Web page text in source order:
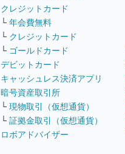
クレジットカード
└ 年会費無料
└ クレジットカード
└ ゴールドカード
デビットカード
キャッシュレス決済アプリ
暗号資産取引所
└ 現物取引（仮想通貨）
└ 証拠金取引（仮想通貨）
ロボアドバイザー